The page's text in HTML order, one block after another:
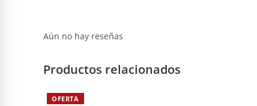
Aún no hay reseñas
Productos relacionados
OFERTA